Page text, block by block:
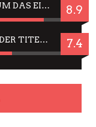
CÉSAR FÜR JIM CARREY? WARUM DAS EINER DER NERVIGSTEN ACTORS IST UND BLEIBT 8.9
JING JING: IN-THAI RÄUMT WIEDER TITEL AB – EIN ZWEI-STUNDEN-ERLEBNISBERICHT 7.4